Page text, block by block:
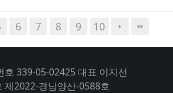
6 7 8 9 10
호 339-05-02425 대표 이지선
제2022-경남양산-0588호